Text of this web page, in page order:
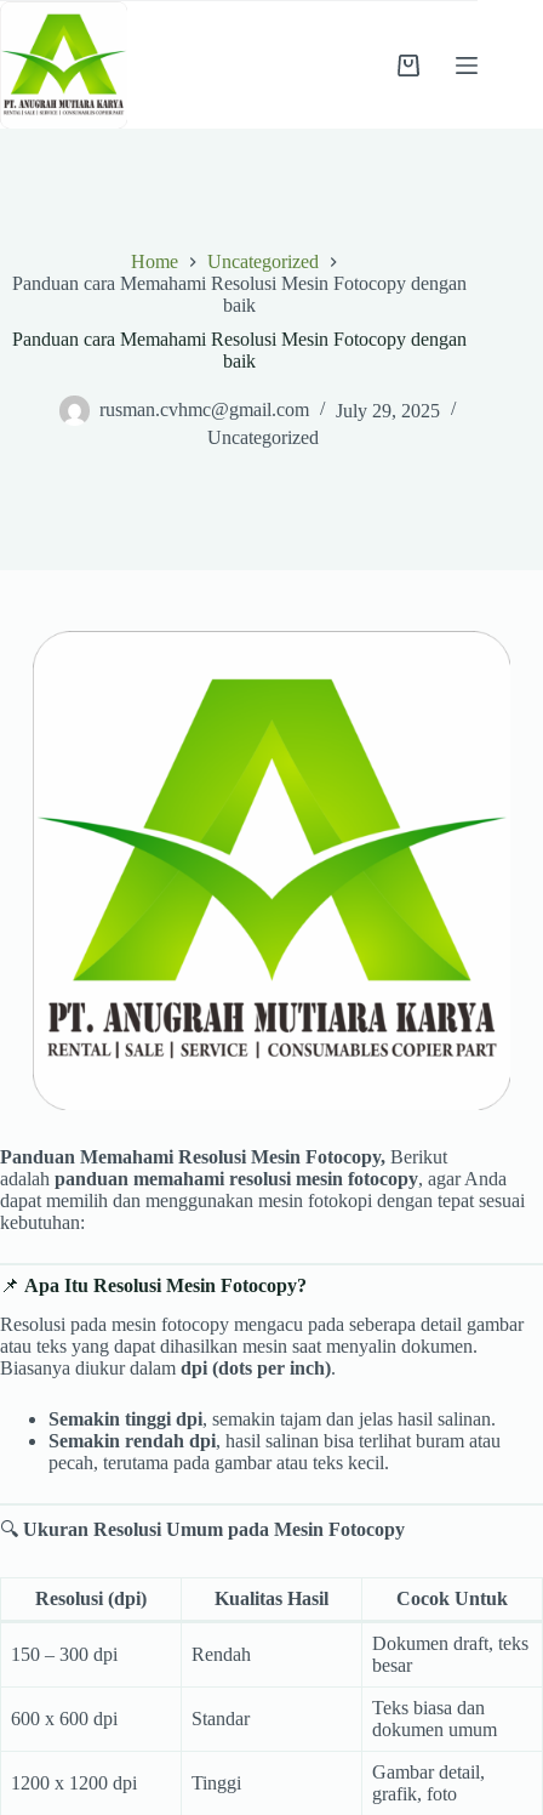
content
Shopping
Home
Uncategorized
Panduan cara Memahami Resolusi Mesin Fotocopy dengan
baik
Panduan cara Memahami Resolusi Mesin Fotocopy dengan
baik
rusman.cvhmc@gmail.com
July 29, 2025
Uncategorized
Panduan Memahami Resolusi Mesin Fotocopy, Berikut
adalah panduan memahami resolusi mesin fotocopy, agar Anda
dapat memilih dan menggunakan mesin fotokopi dengan tepat sesuai
kebutuhan:
📌 Apa Itu Resolusi Mesin Fotocopy?
Resolusi pada mesin fotocopy mengacu pada seberapa detail gambar
atau teks yang dapat dihasilkan mesin saat menyalin dokumen.
Biasanya diukur dalam dpi (dots per inch).
Semakin tinggi dpi, semakin tajam dan jelas hasil salinan.
Semakin rendah dpi, hasil salinan bisa terlihat buram atau
pecah, terutama pada gambar atau teks kecil.
🔍 Ukuran Resolusi Umum pada Mesin Fotocopy
Resolusi (dpi) Kualitas Hasil Cocok Untuk
150 – 300 dpi Rendah
Dokumen draft, teks
besar
600 x 600 dpi Standar
Teks biasa dan
dokumen umum
1200 x 1200 dpi Tinggi
Gambar detail,
grafik, foto